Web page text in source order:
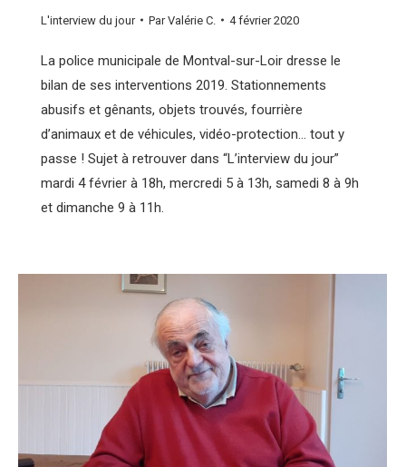
L'interview du jour ParValérie C. 4 février 2020
La police municipale de Montval-sur-Loir dresse le
bilan de ses interventions 2019. Stationnements
abusifs et gênants, objets trouvés, fourrière
d’animaux et de véhicules, vidéo-protection… tout y
passe ! Sujet à retrouver dans “L’interview du jour”
mardi 4 février à 18h, mercredi 5 à 13h, samedi 8 à 9h
et dimanche 9 à 11h.